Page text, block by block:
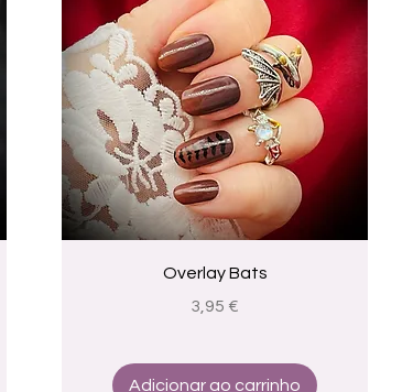
Visualização rápida
Overlay Bats
Preço
3,95 €
Adicionar ao carrinho